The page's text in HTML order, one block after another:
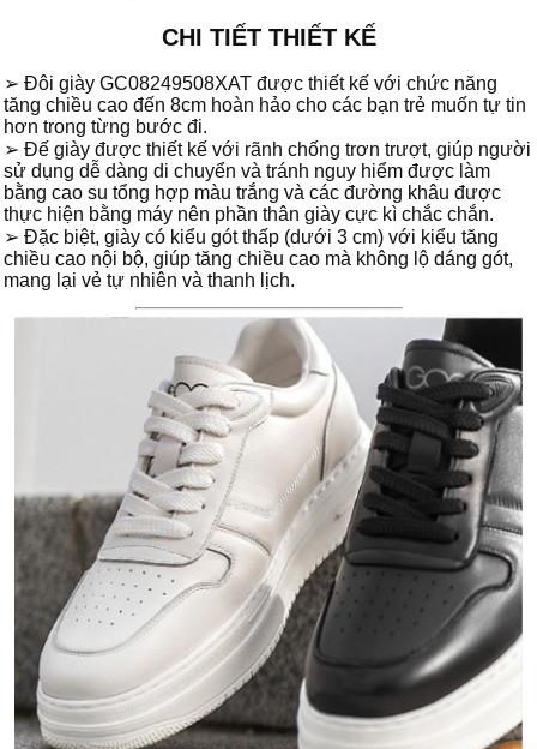
CHI TIẾT THIẾT KẾ
➢ Đôi giày GC08249508XAT được thiết kế với chức năng
tăng chiều cao đến 8cm hoàn hảo cho các bạn trẻ muốn tự tin
hơn trong từng bước đi.
➢ Đế giày được thiết kế với rãnh chống trơn trượt, giúp người
sử dụng dễ dàng di chuyển và tránh nguy hiểm được làm
bằng cao su tổng hợp màu trắng và các đường khâu được
thực hiện bằng máy nên phần thân giày cực kì chắc chắn.
➢ Đặc biệt, giày có kiểu gót thấp (dưới 3 cm) với kiểu tăng
chiều cao nội bộ, giúp tăng chiều cao mà không lộ dáng gót,
mang lại vẻ tự nhiên và thanh lịch.